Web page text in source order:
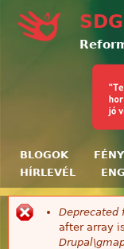
SDG
BLOGOK
HÍRLEVÉL
Deprecated
after array